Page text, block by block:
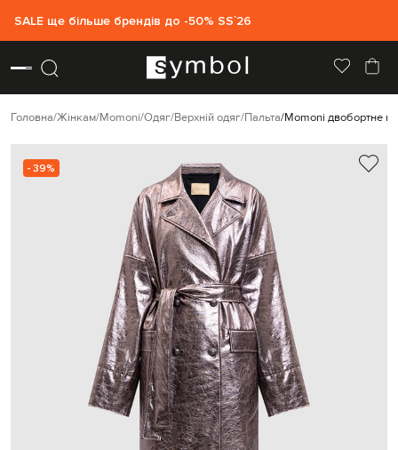
SALE ще більше брендів до -50% SS`26
Головна Жінкам Momoni Одяг Верхній одяг Пальта Momoni двобортне
- 39%